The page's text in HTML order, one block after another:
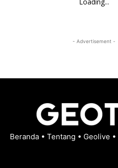
- Advertisement -
Beranda • Tentang • Geolive •